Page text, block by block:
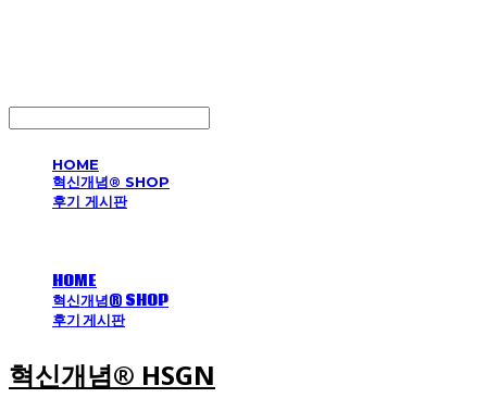
HOME
혁신개념® SHOP
후기 게시판
HOME
혁신개념® SHOP
후기 게시판
혁신개념® HSGN